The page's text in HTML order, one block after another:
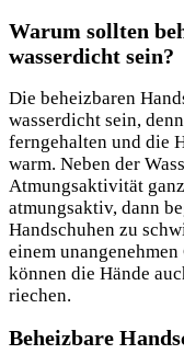
Warum sollten
wasserdicht sein?
Die beheizbaren
wasserdicht sein,
ferngehalten und die
warm. Neben der
Atmungsaktivität
atmungsaktiv, dann
Handschuhen zu
einem
können die Hände
riechen.
Beheizbare